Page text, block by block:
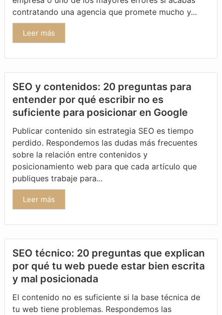
contratando una agencia que promete mucho y...
Leer más
SEO y contenidos: 20 preguntas para
entender por qué escribir no es
suficiente para posicionar en Google
Publicar contenido sin estrategia SEO es tiempo
perdido. Respondemos las dudas más frecuentes
sobre la relación entre contenidos y
posicionamiento web para que cada artículo que
publiques trabaje para...
Leer más
SEO técnico: 20 preguntas que explican
por qué tu web puede estar bien escrita
y mal posicionada
El contenido no es suficiente si la base técnica de
tu web tiene problemas. Respondemos las